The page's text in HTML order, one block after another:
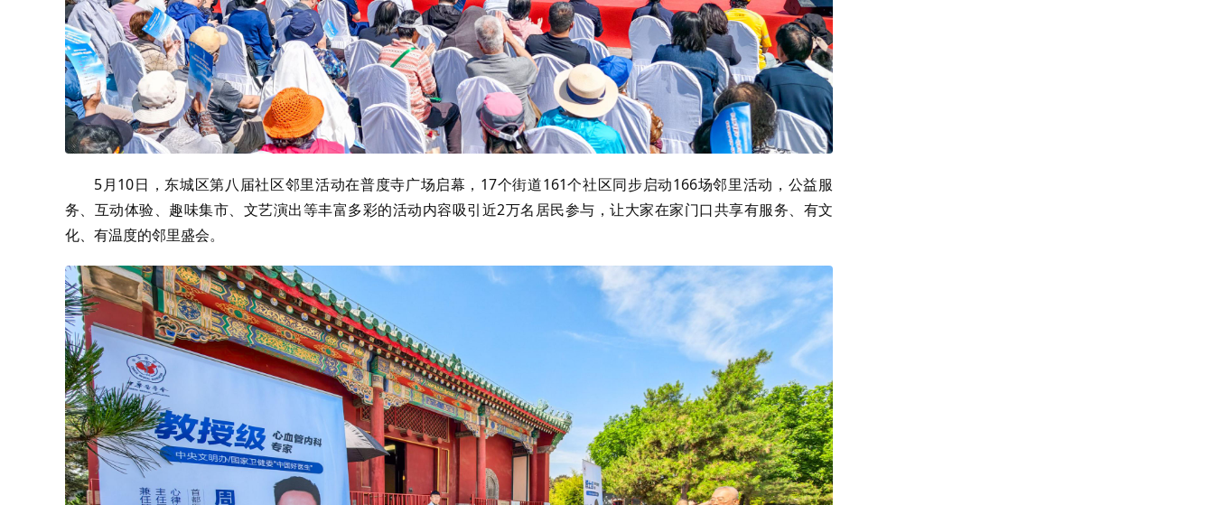
5月10日，东城区第八届社区邻里活动在普度寺广场启幕，17个街道161个社区同步启动166场邻里活动，公益服
务、互动体验、趣味集市、文艺演出等丰富多彩的活动内容吸引近2万名居民参与，让大家在家门口共享有服务、有文
化、有温度的邻里盛会。